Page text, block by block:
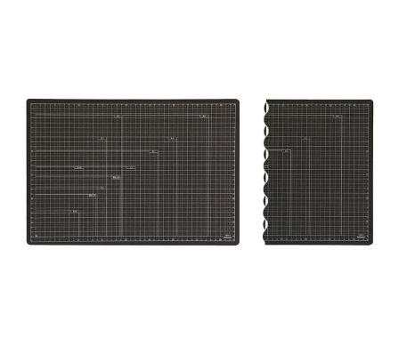
手芸クラフトにお子様のリビング学習図画工作に
最適!!
メーカー希望小売価格：
¥3,130+ 税